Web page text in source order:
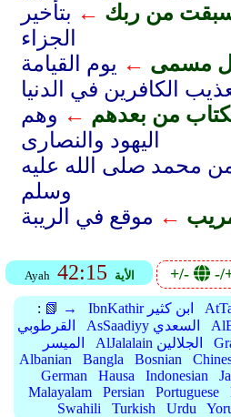
سبقت من ربك ← بتأخير
الجزاء
مسمى ← يوم القيامة
الكافرين في الدنيا
من بعدهم ← وهم
اليهود والنصارى
محمد صلى الله عليه
وسلم
←
Ayah 42:15 الأية +/- -/
: 📗 → IbnKathir ابن كثير
القرطوبي
AsSaadiyy السعدي
الميسر
AlJalalain الجلالين
Albanian
Bangla Bosnian
German
Hausa Indonesian
Malayalam
Persian Portuguese
Swahili
Turkish Urdu